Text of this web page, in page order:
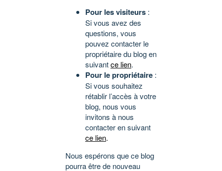
Pour les visiteurs :
Si vous avez des
questions, vous
pouvez contacter le
propriétaire du blog en
suivantce lien.
Pour le propriétaire :
Si vous souhaitez
rétablir l’accès à votre
blog, nous vous
invitons à nous
contacter en suivant
ce lien.
Nous espérons que ce blog
pourra être de nouveau